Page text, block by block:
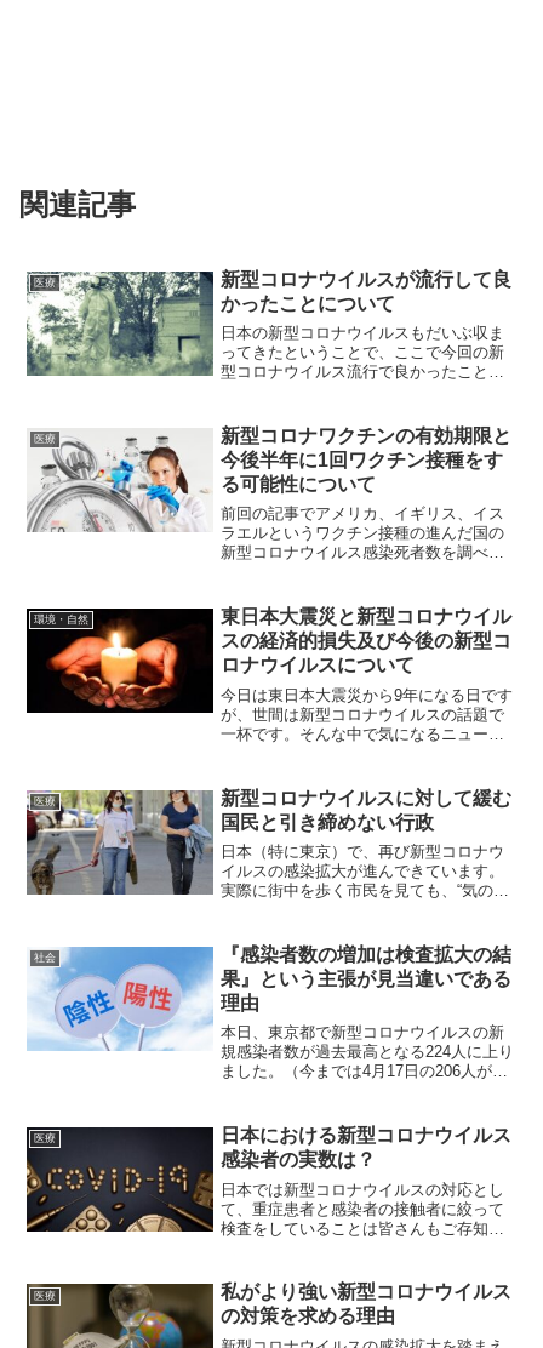
関連記事
医療
新型コロナウイルスが流行して良
かったことについて
日本の新型コロナウイルスもだいぶ収ま
ってきたということで、ここで今回の新
型コロナウイルス流行で良かったことを
良いことではないのですが、あくまでそ
の中で考えられる良かった...
医療
新型コロナワクチンの有効期限と
今後半年に1回ワクチン接種をす
る可能性について
前回の記事でアメリカ、イギリス、イス
ラエルというワクチン接種の進んだ国の
新型コロナウイルス感染死者数を調べま
数が、アメリカ、イスラエルと比べると
大分少いことが分かりました...
環境・自然
東日本大震災と新型コロナウイル
スの経済的損失及び今後の新型コ
ロナウイルスについて
今日は東日本大震災から9年になる日です
が、世間は新型コロナウイルスの話題で
一杯です。そんな中で気になるニュース
コロナウイルスによる日本の経済的損失
が16兆円に及ぶかもし...
医療
新型コロナウイルスに対して緩む
国民と引き締めない行政
日本（特に東京）で、再び新型コロナウ
イルスの感染拡大が進んできています。
実際に街中を歩く市民を見ても、“気の緩
体といった行政が気を引き締めるよう促
進し、行政側の気が緩...
社会
『感染者数の増加は検査拡大の結
果』という主張が見当違いである
理由
本日、東京都で新型コロナウイルスの新
規感染者数が過去最高となる224人に上り
ました。（今までは4月17日の206人が最
た結果であるとし、明日に迫ったイベン
ト規制の緩...
医療
日本における新型コロナウイルス
感染者の実数は？
日本では新型コロナウイルスの対応とし
て、重症患者と感染者の接触者に絞って
検査をしていることは皆さんもご存知の
る一方、感染者数の実体が分かりづらい
という欠点も存在します。...
医療
私がより強い新型コロナウイルス
の対策を求める理由